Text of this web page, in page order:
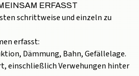
ERFASST
schrittweise und einzeln zu
erfasst:
Dämmung, Bahn, Gefällelage.
einschließlich Verwehungen hinter